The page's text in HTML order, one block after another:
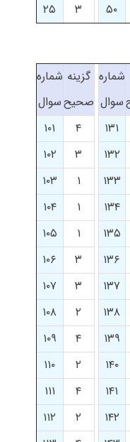
۵۰ ۳ ۲۵
شماره
سوال
گزینه
صحیح
شماره
سوال
۱۳۱ ۴
۱۰۱
۱۳۲ ۳
۱۰۲
۱۳۳ ۱
۱۰۳
۱۳۴ ۱
۱۰۴
۱۳۵ ۱
۱۰۵
۱۳۶ ۳
۱۰۶
۱۳۷ ۳
۱۰۷
۱۳۸ ۲
۱۰۸
۱۳۹ ۴
۱۰۹
۱۴۰ ۲
۱۱۰
۱۴۱ ۴
۱۱۱
۱۴۲ ۲
۱۱۲